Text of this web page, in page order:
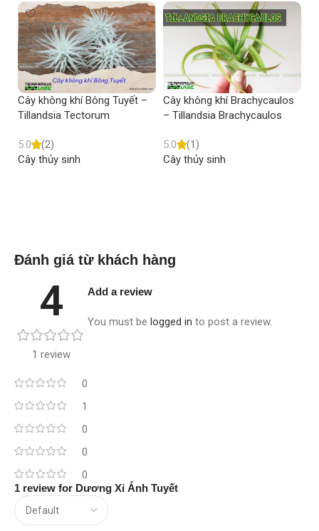
Cây không khí Bông Tuyết –
Tillandsia Tectorum
5.0
(2)
Cây thủy sinh
Cây không khí Brachycaulos
– Tillandsia Brachycaulos
5.0
(1)
Cây thủy sinh
Đánh giá từ khách hàng
4
1 review
0
1
0
0
0
1 review for Dương Xỉ Ánh Tuyết
Add a review
You must be logged in to post a review.